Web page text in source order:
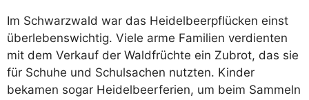
Im Schwarzwald war das Heidelbeerpflücken einst
überlebenswichtig. Viele arme Familien verdienten
mit dem Verkauf der Waldfrüchte ein Zubrot, das sie
für Schuhe und Schulsachen nutzten. Kinder
bekamen sogar Heidelbeerferien, um beim Sammeln